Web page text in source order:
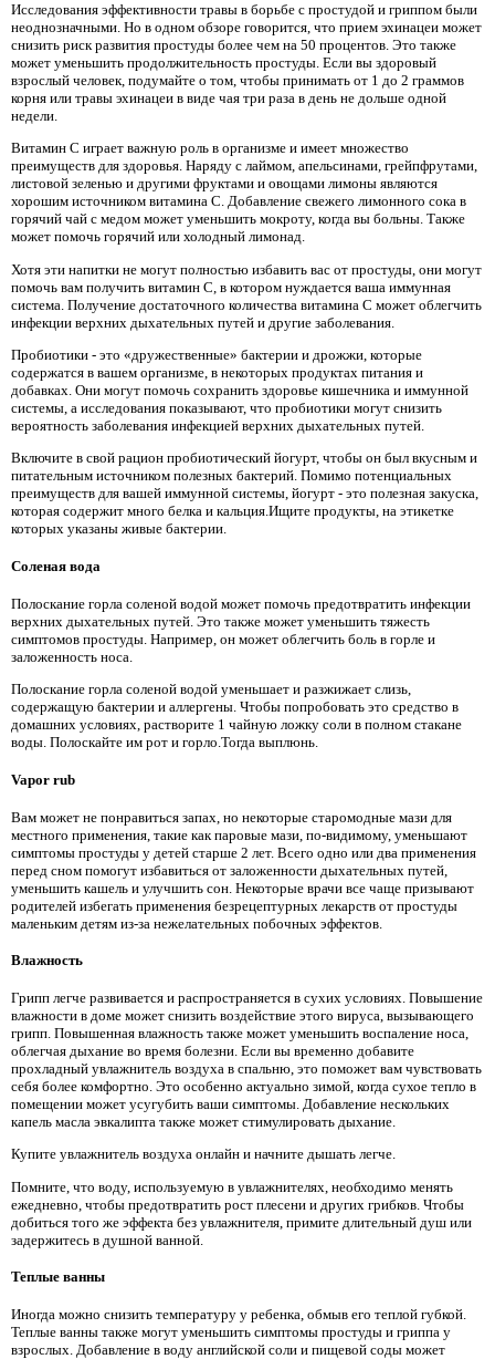
Исследования эффективности травы в борьбе с простудой и гриппом были
неоднозначными. Но в одном обзоре говорится, что прием эхинацеи может
снизить риск развития простуды более чем на 50 процентов. Это также
может уменьшить продолжительность простуды. Если вы здоровый
взрослый человек, подумайте о том, чтобы принимать от 1 до 2 граммов
корня или травы эхинацеи в виде чая три раза в день не дольше одной
недели.
Витамин С играет важную роль в организме и имеет множество
преимуществ для здоровья. Наряду с лаймом, апельсинами, грейпфрутами,
листовой зеленью и другими фруктами и овощами лимоны являются
хорошим источником витамина С. Добавление свежего лимонного сока в
горячий чай с медом может уменьшить мокроту, когда вы больны. Также
может помочь горячий или холодный лимонад.
Хотя эти напитки не могут полностью избавить вас от простуды, они могут
помочь вам получить витамин С, в котором нуждается ваша иммунная
система. Получение достаточного количества витамина С может облегчить
инфекции верхних дыхательных путей и другие заболевания.
Пробиотики - это «дружественные» бактерии и дрожжи, которые
содержатся в вашем организме, в некоторых продуктах питания и
добавках. Они могут помочь сохранить здоровье кишечника и иммунной
системы, а исследования показывают, что пробиотики могут снизить
вероятность заболевания инфекцией верхних дыхательных путей.
Включите в свой рацион пробиотический йогурт, чтобы он был вкусным и
питательным источником полезных бактерий. Помимо потенциальных
преимуществ для вашей иммунной системы, йогурт - это полезная закуска,
которая содержит много белка и кальция.Ищите продукты, на этикетке
которых указаны живые бактерии.
Соленая вода
Полоскание горла соленой водой может помочь предотвратить инфекции
верхних дыхательных путей. Это также может уменьшить тяжесть
симптомов простуды. Например, он может облегчить боль в горле и
заложенность носа.
Полоскание горла соленой водой уменьшает и разжижает слизь,
содержащую бактерии и аллергены. Чтобы попробовать это средство в
домашних условиях, растворите 1 чайную ложку соли в полном стакане
воды. Полоскайте им рот и горло.Тогда выплюнь.
Vapor rub
Вам может не понравиться запах, но некоторые старомодные мази для
местного применения, такие как паровые мази, по-видимому, уменьшают
симптомы простуды у детей старше 2 лет. Всего одно или два применения
перед сном помогут избавиться от заложенности дыхательных путей,
уменьшить кашель и улучшить сон. Некоторые врачи все чаще призывают
родителей избегать применения безрецептурных лекарств от простуды
маленьким детям из-за нежелательных побочных эффектов.
Влажность
Грипп легче развивается и распространяется в сухих условиях. Повышение
влажности в доме может снизить воздействие этого вируса, вызывающего
грипп. Повышенная влажность также может уменьшить воспаление носа,
облегчая дыхание во время болезни. Если вы временно добавите
прохладный увлажнитель воздуха в спальню, это поможет вам чувствовать
себя более комфортно. Это особенно актуально зимой, когда сухое тепло в
помещении может усугубить ваши симптомы. Добавление нескольких
капель масла эвкалипта также может стимулировать дыхание.
Купите увлажнитель воздуха онлайн и начните дышать легче.
Помните, что воду, используемую в увлажнителях, необходимо менять
ежедневно, чтобы предотвратить рост плесени и других грибков. Чтобы
добиться того же эффекта без увлажнителя, примите длительный душ или
задержитесь в душной ванной.
Теплые ванны
Иногда можно снизить температуру у ребенка, обмыв его теплой губкой.
Теплые ванны также могут уменьшить симптомы простуды и гриппа у
взрослых. Добавление в воду английской соли и пищевой соды может